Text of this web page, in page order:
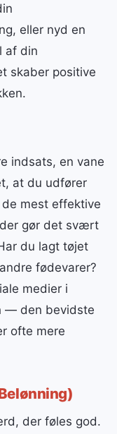
eller nyd en
af din
skaber positive
indsats, en vane
at du udfører
mest effektive
gør det svært
du lagt tøjet
fødevarer?
medier i
— den bevidste
ofte mere
der føles god.